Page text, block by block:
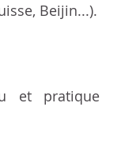
Beijin...).
et pratique